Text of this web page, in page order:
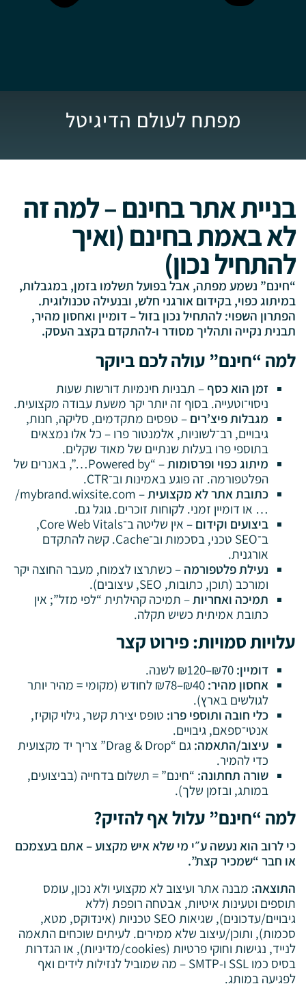
מפתח לעולם הדיגיטל
בניית אתר בחינם – למה זה
לא באמת בחינם (ואיך
להתחיל נכון)
“חינם” נשמע מפתה, אבל בפועל תשלמו בזמן, במגבלות,
במיתוג כפוי, בקידום אורגני חלש, ובנעילה טכנולוגית.
הפתרון השפוי: להתחיל נכון בזול – דומיין ואחסון מהיר,
תבנית נקייה ותהליך מסודר ו-להתקדם בקצב העסק.
למה “חינם” עולה לכם ביוקר
זמן הוא כסף– תבניות חינמיות דורשות שעות
ניסוי־וטעייה. בסוף זה יותר יקר משעת עבודה מקצועית.
מגבלות פיצ’רים– טפסים מתקדמים, סליקה, חנות,
גיבויים, רב־לשוניות, אלמנטור פרו – כל אלו נמצאים
בתוספי פרו בעלות שנתיים של מאוד שקלים.
מיתוג כפוי ופרסומות
– “Powered by…”, באנרים של
הפלטפורמה. זה פוגע באמינות וב־CTR.
כתובת אתר לא מקצועית
– mybrand.wixsite.com/
… או דומיין זמני. לקוחות זוכרים. גוגל גם.
ביצועים וקידום
– אין שליטה ב־Core Web Vitals,
ב־SEO טכני, בסכמות וב־Cache. קשה להתקדם
אורגנית.
נעילת פלטפורמה– כשתרצו לצמוח, מעבר החוצה יקר
ומורכב (תוכן, כתובות, SEO, עיצובים).
תמיכה ואחריות– תמיכה קהילתית “לפי מזל”; אין
כתובת אמיתית כשיש תקלה.
עלויות סמויות: פירוט קצר
דומיין:₪70–₪120 לשנה.
אחסון מהיר:
₪40–₪78 לחודש (מקומי = מהיר יותר
לגולשים בארץ).
כלי חובה ותוספי פרו:טופס יצירת קשר, גילוי קוקיז,
אנטי־ספאם, גיבויים.
עיצוב/התאמה:
גם “Drag & Drop” צריך יד מקצועית
כדי להמיר.
שורה תחתונה:“חינם” = תשלום בדחייה (בביצועים,
במותג, ובזמן שלך).
למה “חינם” עלול אף להזיק?
כי לרוב הוא נעשה ע״י מי שלא איש מקצוע – אתם בעצמכם
או חבר “שמכיר קצת”.
התוצאה:מבנה אתר ועיצוב לא מקצועי ולא נכון, עומס
תוספים וטעינות איטיות, אבטחה רופפת (ללא
גיבויים/עדכונים), שגיאות SEO טכניות (אינדוקס, מטא,
סכמות), ותוכן/עיצוב שלא ממירים. לעיתים שוכחים התאמה
לנייד, נגישות וחוקי פרטיות (cookies/מדיניות), או הגדרות
בסיס כמו SSL ו-SMTP – מה שמוביל לנזילות לידים ואף
לפגיעה במותג.